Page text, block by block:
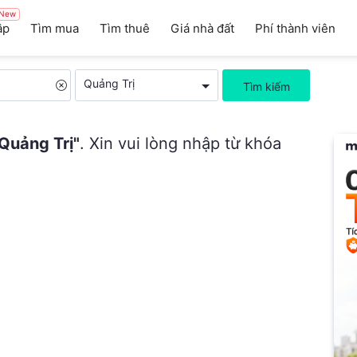
Tìm mua Tìm thuê Giá nhà đất Phí thành viên
Quảng Trị
Trị". Xin vui lòng nhập từ khóa